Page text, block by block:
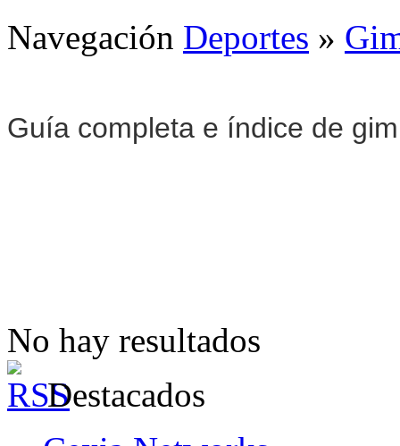
Navegación Deportes »
Guía completa e índice de
No hay resultados
Destacados